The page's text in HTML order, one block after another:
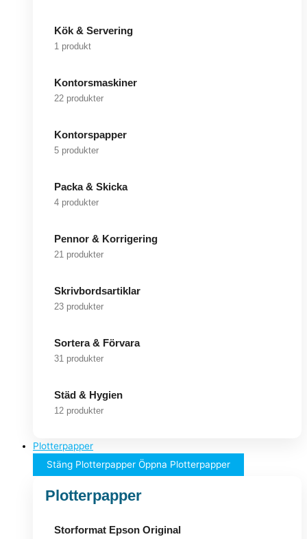
Kök & Servering
1 produkt
Kontorsmaskiner
22 produkter
Kontorspapper
5 produkter
Packa & Skicka
4 produkter
Pennor & Korrigering
21 produkter
Skrivbordsartiklar
23 produkter
Sortera & Förvara
31 produkter
Städ & Hygien
12 produkter
Plotterpapper
Stäng Plotterpapper Öppna Plotterpapper
Plotterpapper
Storformat Epson Original